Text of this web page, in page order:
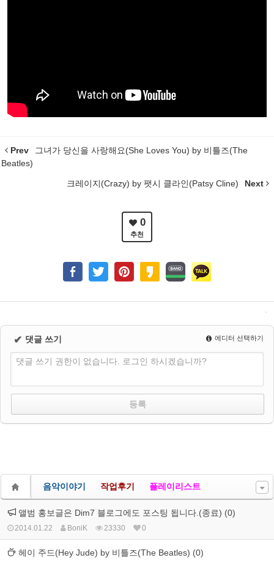
Prev
그녀가 당신을 사랑해요(She Loves You) by 비틀즈(The
Beatles)
크레이지(Crazy) by 팻시 클라인(Patsy Cline) Next
0
추천
✔ 댓글 쓰기 에디터 선택하기
댓글 쓰기 권한이 없습니다. 로그인 하시겠습니까?
음악이야기 작업후기 플레이리스트
앨범 홍보글은 Dim7 블로그에도 포스팅 됩니다.(종료) (0)
2014.01.22 BoniK 23330 0
헤이 주드(Hey Jude) by 비틀즈(The Beatles) (0)